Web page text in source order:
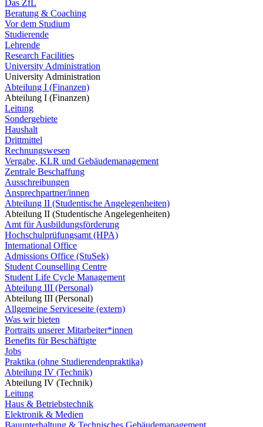
Das ZfL
Beratung & Coaching
Vor dem Studium
Studierende
Lehrende
Research Facilities
University Administration
University Administration
Abteilung I (Finanzen)
Abteilung I (Finanzen)
Leitung
Sondergebiete
Haushalt
Drittmittel
Rechnungswesen
Vergabe, KLR und Gebäudemanagement
Zentrale Beschaffung
Ausschreibungen
Ansprechpartner/innen
Abteilung II (Studentische Angelegenheiten)
Abteilung II (Studentische Angelegenheiten)
Amt für Ausbildungsförderung
Hochschulprüfungsamt (HPA)
International Office
Admissions Office (StuSek)
Student Counselling Centre
Student Life Cycle Management
Abteilung III (Personal)
Abteilung III (Personal)
Allgemeine Serviceseite (extern)
Was wir bieten
Portraits unserer Mitarbeiter*innen
Benefits für Beschäftigte
Jobs
Praktika (ohne Studierendenpraktika)
Abteilung IV (Technik)
Abteilung IV (Technik)
Leitung
Haus & Betriebstechnik
Elektronik & Medien
Bauunterhaltung & Technisches Gebäudemanagement